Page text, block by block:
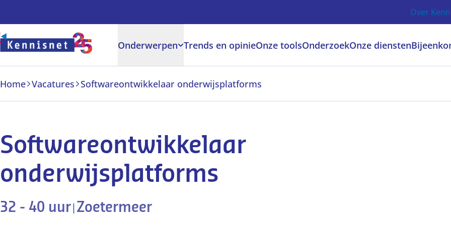
Over
Onderwerpen Trends en opinieOnze toolsOnderzoekOnze diensten
Home Vacatures Softwareontwikkelaar onderwijsplatforms
Softwareontwikkelaar
onderwijsplatforms
32 - 40 uur|Zoetermeer